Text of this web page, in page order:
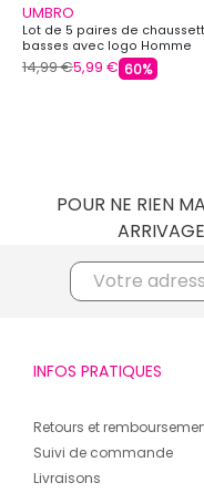
UMBRO
Lot de 5 paires de
basses avec logo Homme
UMBRO
14,99 €5,99 € 60%
POUR NE RIEN
INFOS PRATIQUES
Retours et
Suivi de commande
Livraisons